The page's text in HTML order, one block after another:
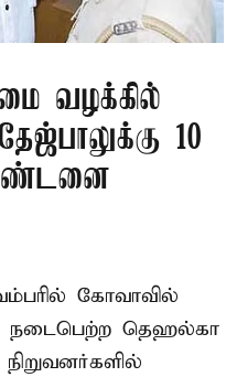
வழக்கில்
10
கோவாவில்
நடைபெற்ற தெஹல்கா